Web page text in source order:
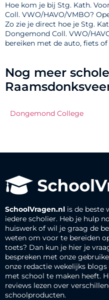
Hoe kom je bij Stg. Kath.
Coll. VWO/HAVO/VMBO?
Zo zie je direct hoe je Stg.
Dongemond Coll. VWO/
bereiken met de auto, fiets
Nog meer
Dongemond College
SchoolVragen.nl is de beste
iedere scholier. Heb je hulp
huiswerk of wil je graag de
weten om voor te bereiden
toets? Dan kun je hier je
bespreken met onze
onze redactie wekelijks blogs
met school te maken heeft.
reviews lezen over
schoolproducten.